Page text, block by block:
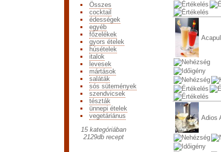
Összes
cocktail
édességek
egyéb
főzelékek
gyors ételek
húsételek
italok
levesek
mártások
saláták
sós sütemények
szendvicsek
tészták
ünnepi ételek
vegetáriánus
15 kategóriában
2129db recept
Adios